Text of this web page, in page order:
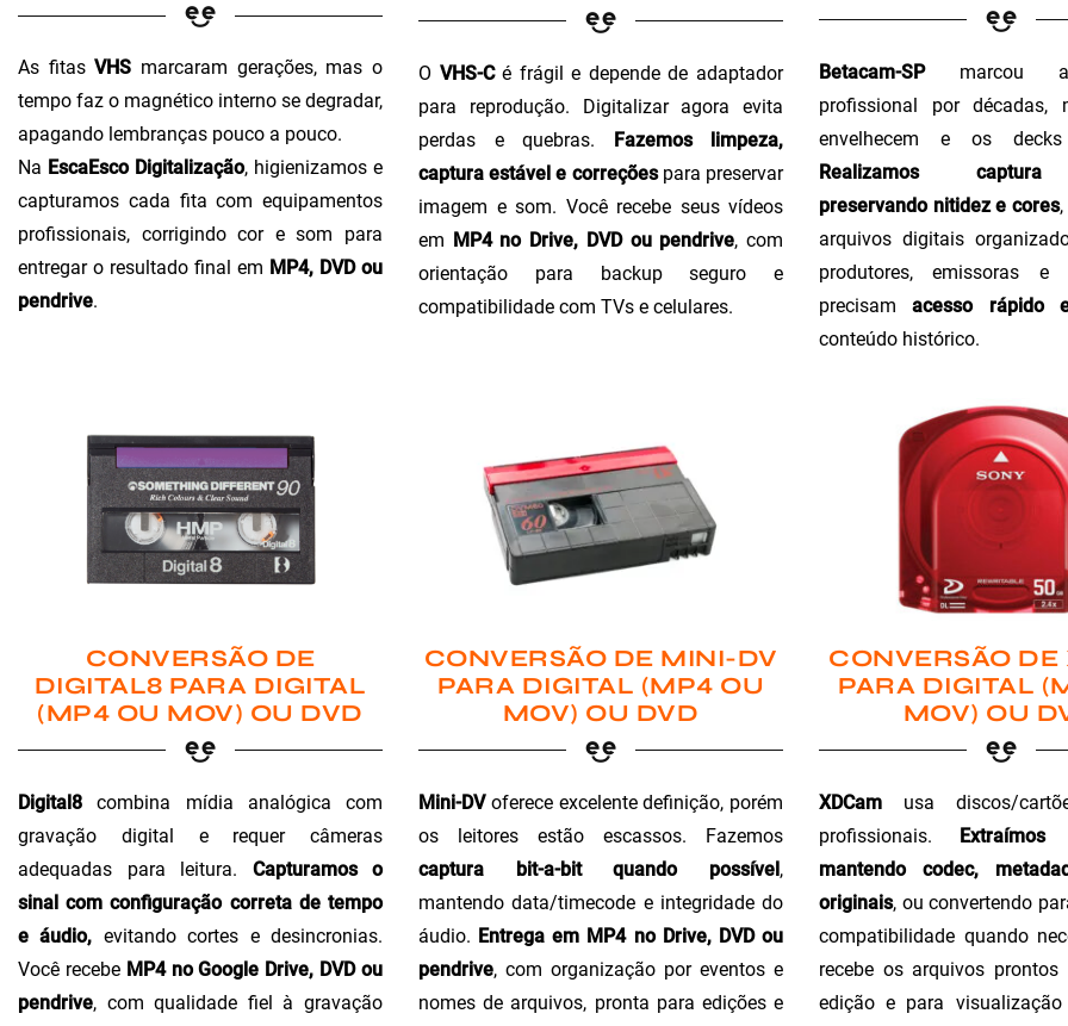
As fitasVHS marcaram gerações, mas o
tempo faz o magnético interno se degradar,
apagando lembranças pouco a pouco.
Na EscaEsco Digitalização, higienizamos e
capturamos cada fita com equipamentos
profissionais, corrigindo cor e som para
entregar o resultado final em MP4, DVD ou
pendrive.
O VHS-Cé frágil e depende de adaptador
para reprodução. Digitalizar agora evita
perdas e quebras. Fazemos limpeza,
captura estável e correçõespara preservar
imagem e som. Você recebe seus vídeos
em MP4 no Drive, DVD ou pendrive, com
orientação para backup seguro e
compatibilidade com TVs e celulares.
Betacam-SPmarcou a
profissional por
envelhecem e os
Realizamos captura
preservando nitidez e cores
arquivos digitais
produtores, emissoras e
precisamacesso rápido
conteúdo histórico.
CONVERSÃO DE
DIGITAL8 PARA DIGITAL
(MP4 OU MOV) OU DVD
Digital8 combina mídia analógica com
gravação digital e requer câmeras
adequadas para leitura. Capturamos o
sinal com configuração correta de tempo
e áudio, evitando cortes e desincronias.
Você recebe MP4 no Google Drive, DVD ou
pendrive, com qualidade fiel à gravação
CONVERSÃO DE MINI-DV
PARA DIGITAL (MP4 OU
MOV) OU DVD
Mini-DVoferece excelente definição, porém
os leitores estão escassos. Fazemos
captura bit-a-bit quando possível,
mantendo data/timecode e integridade do
áudio. Entrega em MP4 no Drive, DVD ou
pendrive, com organização por eventos e
nomes de arquivos, pronta para edições e
CONVERSÃO
PARA DIGITAL
MOV) OU
XDCam usa discos/
profissionais.
mantendo codec,
originais, ou convertendo
compatibilidade quando
recebe os arquivos
edição e para